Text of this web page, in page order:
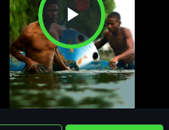
Play
Video